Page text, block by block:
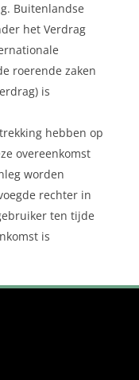
Buitenlandse
het Verdrag
roerende zaken
is
hebben op
overeenkomst
worden
rechter in
ten tijde
is